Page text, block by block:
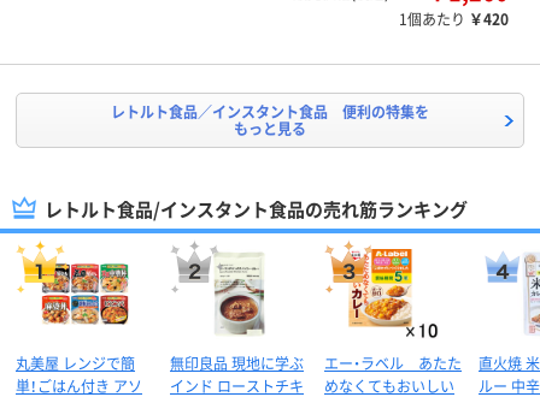
1個あたり ￥420
レトルト食品／インスタント食品 便利の特集を
もっと見る
レトルト食品/インスタント食品の売れ筋ランキング
丸美屋 レンジで簡
単！ごはん付き アソ
無印良品 現地に学ぶ
インド ローストチキ
エー・ラベル あたた
めなくてもおいしい
直火焼
ルー 中